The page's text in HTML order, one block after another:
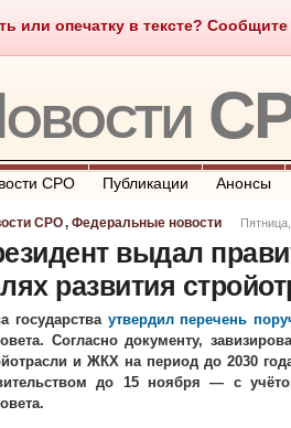
или опечатку в тексте?
Что такое СРО О
СРО Публикации Анонсы
СРО, Федеральные новости
выдал
развития
государства утвердил перечень
Согласно документу,
и ЖКХ на период до 2030
до 15 ноября — с